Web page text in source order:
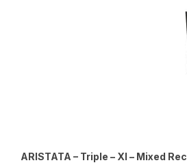
ARISTATA – Triple – Xl – Mixed